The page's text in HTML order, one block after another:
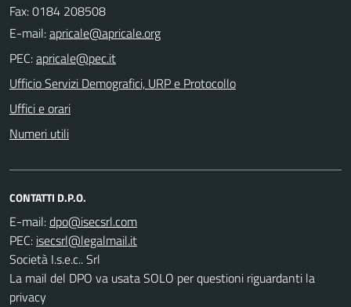
Fax: 0184 208508
E-mail:
PEC:
Ufficio Servizi Demografici, URP e Protocollo
Uffici e orari
Numeri utili
CONTATTI D.P.O.
E-mail:
PEC:
Società I.s.e.c.. Srl
La mail del DPO va usata SOLO per questioni riguardanti la
privacy